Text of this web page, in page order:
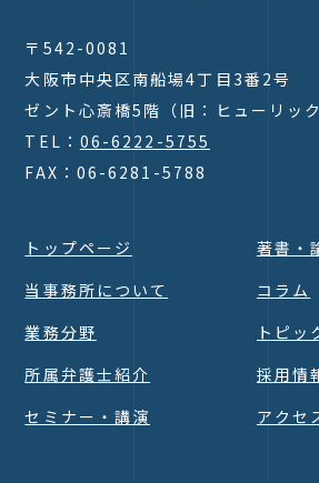
〒542-0081
大阪市中央区南船場4丁目3番2号
ゼント心斎橋5階（旧：ヒューリッ
TEL： 06-6222-5755
FAX：06-6281-5788
トップページ
当事務所について
業務分野
所属弁護士紹介
セミナー・講演
著書・
コラム
トピッ
採用情
アクセ